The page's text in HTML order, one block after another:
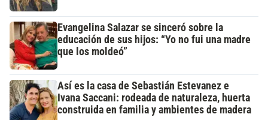
Evangelina Salazar se sinceró sobre la
educación de sus hijos: “Yo no fui una madre
que los moldeó”
Así es la casa de Sebastián Estevanez e
Ivana Saccani: rodeada de naturaleza, huerta
construida en familia y ambientes de madera